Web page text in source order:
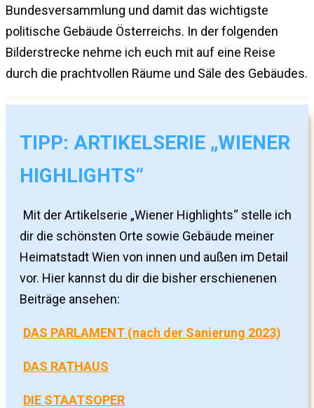
Bundesversammlung und damit das wichtigste
politische Gebäude Österreichs. In der folgenden
Bilderstrecke nehme ich euch mit auf eine Reise
durch die prachtvollen Räume und Säle des Gebäudes.
TIPP: ARTIKELSERIE „WIENER
HIGHLIGHTS“
Mit der Artikelserie „Wiener Highlights“ stelle ich
dir die schönsten Orte sowie Gebäude meiner
Heimatstadt Wien von innen und außen im Detail
vor. Hier kannst du dir die bisher erschienenen
Beiträge ansehen:
DAS PARLAMENT (nach der Sanierung 2023)
DAS RATHAUS
DIE STAATSOPER